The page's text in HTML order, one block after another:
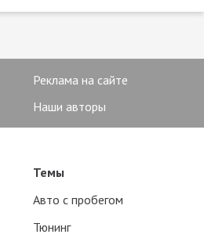
Реклама на сайте
Наши авторы
Темы
Авто с пробегом
Тюнинг